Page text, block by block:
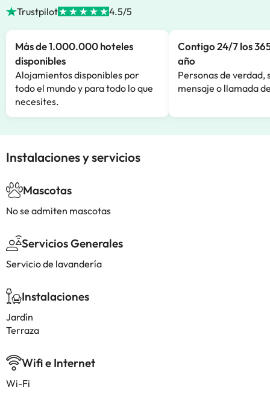
Trustpilot 4.5/5
Más de 1.000.000 hoteles
disponibles
Alojamientos disponibles por
todo el mundo y para todo lo que
necesites.
Contigo 24/7 los
año
Personas de verdad,
mensaje o llamada
Instalaciones y servicios
Mascotas
No se admiten mascotas
Servicios Generales
Servicio de lavandería
Instalaciones
Jardín
Terraza
Wifi e Internet
Wi-Fi